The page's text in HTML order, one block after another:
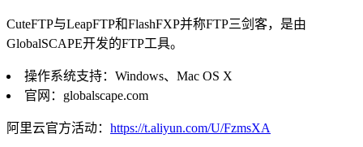
CuteFTP与LeapFTP和FlashFXP并称FTP三剑客，是由
GlobalSCAPE开发的FTP工具。
操作系统支持：Windows、Mac OS X
官网：globalscape.com
阿里云官方活动： https://t.aliyun.com/U/FzmsXA